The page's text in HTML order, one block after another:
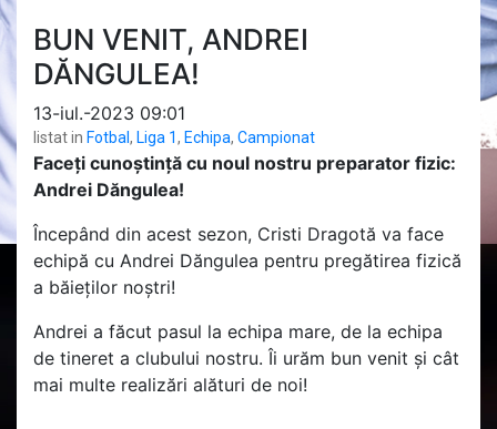
BUN VENIT, ANDREI
DĂNGULEA!
13-iul.-2023 09:01
listat in Fotbal , Liga 1, Echipa, Campionat
Faceți cunoștință cu noul nostru preparator fizic:
Andrei Dăngulea!
Începând din acest sezon, Cristi Dragotă va face
echipă cu Andrei Dăngulea pentru pregătirea fizică
a băieților noștri!
Andrei a făcut pasul la echipa mare, de la echipa
de tineret a clubului nostru. Îi urăm bun venit și cât
mai multe realizări alături de noi!